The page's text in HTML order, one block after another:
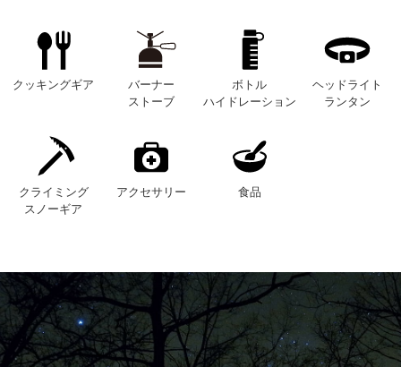
クッキングギア
バーナー
ストーブ
ボトル
ハイドレーション
ヘッドライト
ランタン
クライミング
スノーギア
アクセサリー 食品